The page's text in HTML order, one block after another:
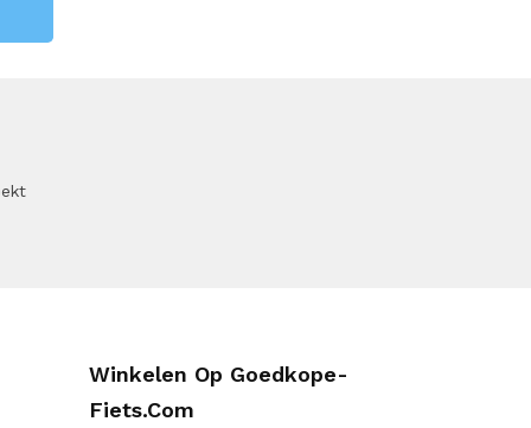
Winkelen Op Goedkope-
Fiets.com